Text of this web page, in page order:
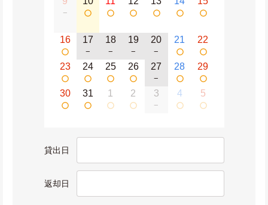
−
16 17
−
18
−
19
−
20
−
21 22
23 24 25 26 27
−
28 29
30 31 1 2 3
−
4 5
貸出日
返却日